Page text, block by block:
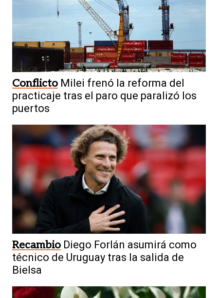
Conflicto Milei frenó la reforma del
practicaje tras el paro que paralizó los
puertos
Recambio Diego Forlán asumirá como
técnico de Uruguay tras la salida de
Bielsa